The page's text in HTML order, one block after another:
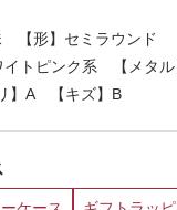
【形】セミラウンド
トピンク系 【メタ
】A 【キズ】B